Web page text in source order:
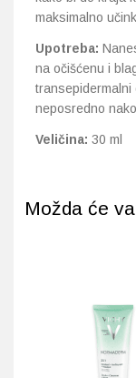
maksimalno
Upotreba:
na očišćenu i
transepidermalni
neposredno
Veličina: 30 ml
Možda će